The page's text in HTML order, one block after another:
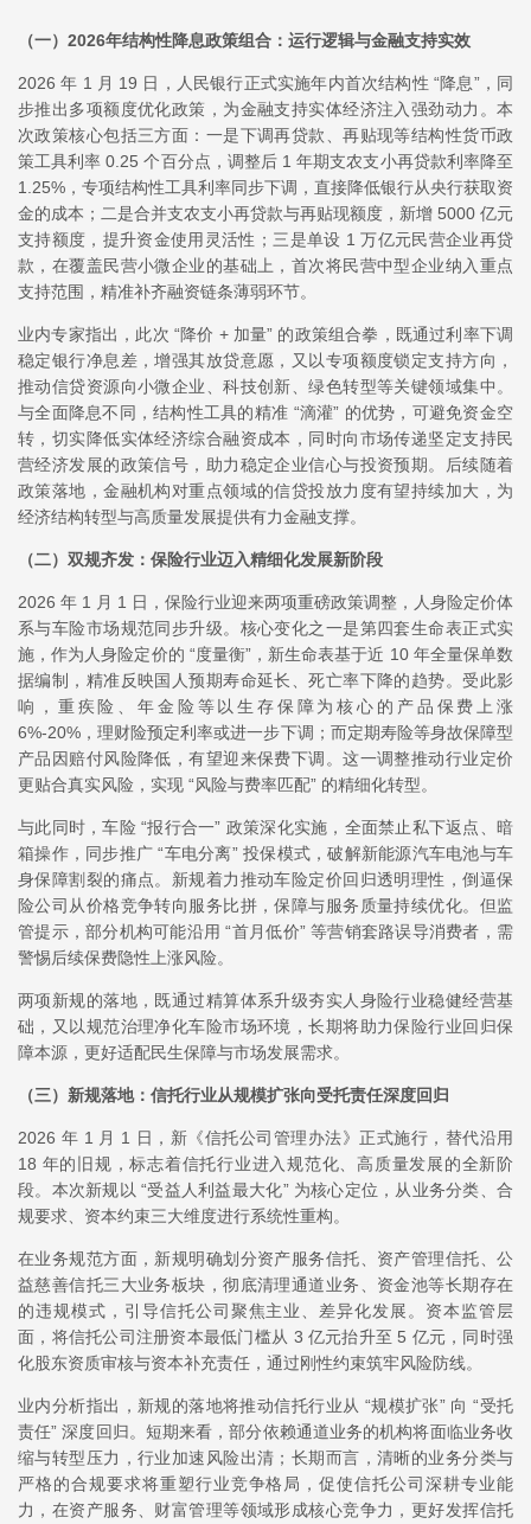
（一） 2026年结构性降息政策组合：运行逻辑与金融支持实效
2026 年 1 月 19 日，人民银行正式实施年内首次结构性 “降息”，同
步推出多项额度优化政策，为金融支持实体经济注入强劲动力。本
次政策核心包括三方面：一是下调再贷款、再贴现等结构性货币政
策工具利率 0.25 个百分点，调整后 1 年期支农支小再贷款利率降至
1.25%，专项结构性工具利率同步下调，直接降低银行从央行获取资
金的成本；二是合并支农支小再贷款与再贴现额度，新增 5000 亿元
支持额度，提升资金使用灵活性；三是单设 1 万亿元民营企业再贷
款，在覆盖民营小微企业的基础上，首次将民营中型企业纳入重点
支持范围，精准补齐融资链条薄弱环节。
业内专家指出，此次 “降价 + 加量” 的政策组合拳，既通过利率下调
稳定银行净息差，增强其放贷意愿，又以专项额度锁定支持方向，
推动信贷资源向小微企业、科技创新、绿色转型等关键领域集中。
与全面降息不同，结构性工具的精准 “滴灌” 的优势，可避免资金空
转，切实降低实体经济综合融资成本，同时向市场传递坚定支持民
营经济发展的政策信号，助力稳定企业信心与投资预期。后续随着
政策落地，金融机构对重点领域的信贷投放力度有望持续加大，为
经济结构转型与高质量发展提供有力金融支撑。
（二） 双规齐发：保险行业迈入精细化发展新阶段
2026 年 1 月 1 日，保险行业迎来两项重磅政策调整，人身险定价体
系与车险市场规范同步升级。核心变化之一是第四套生命表正式实
施，作为人身险定价的 “度量衡”，新生命表基于近 10 年全量保单数
据编制，精准反映国人预期寿命延长、死亡率下降的趋势。受此影
响，重疾险、年金险等以生存保障为核心的产品保费上涨
6%-20%，理财险预定利率或进一步下调；而定期寿险等身故保障型
产品因赔付风险降低，有望迎来保费下调。这一调整推动行业定价
更贴合真实风险，实现 “风险与费率匹配” 的精细化转型。
与此同时，车险 “报行合一” 政策深化实施，全面禁止私下返点、暗
箱操作，同步推广 “车电分离” 投保模式，破解新能源汽车电池与车
身保障割裂的痛点。新规着力推动车险定价回归透明理性，倒逼保
险公司从价格竞争转向服务比拼，保障与服务质量持续优化。但监
管提示，部分机构可能沿用 “首月低价” 等营销套路误导消费者，需
警惕后续保费隐性上涨风险。
两项新规的落地，既通过精算体系升级夯实人身险行业稳健经营基
础，又以规范治理净化车险市场环境，长期将助力保险行业回归保
障本源，更好适配民生保障与市场发展需求。
（三） 新规落地：信托行业从规模扩张向受托责任深度回归
2026 年 1 月 1 日，新《信托公司管理办法》正式施行，替代沿用
18 年的旧规，标志着信托行业进入规范化、高质量发展的全新阶
段。本次新规以 “受益人利益最大化” 为核心定位，从业务分类、合
规要求、资本约束三大维度进行系统性重构。
在业务规范方面，新规明确划分资产服务信托、资产管理信托、公
益慈善信托三大业务板块，彻底清理通道业务、资金池等长期存在
的违规模式，引导信托公司聚焦主业、差异化发展。资本监管层
面，将信托公司注册资本最低门槛从 3 亿元抬升至 5 亿元，同时强
化股东资质审核与资本补充责任，通过刚性约束筑牢风险防线。
业内分析指出，新规的落地将推动信托行业从 “规模扩张” 向 “受托
责任” 深度回归。短期来看，部分依赖通道业务的机构将面临业务收
缩与转型压力，行业加速风险出清；长期而言，清晰的业务分类与
严格的合规要求将重塑行业竞争格局，促使信托公司深耕专业能
力，在资产服务、财富管理等领域形成核心竞争力，更好发挥信托